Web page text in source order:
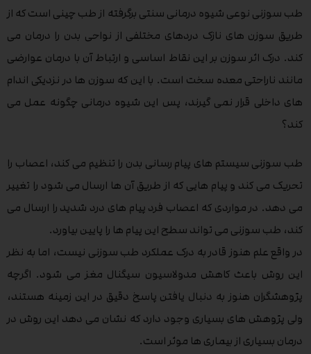
طب سوزنی نوعی شیوه درمانی سنتی برگرفته از طب چینی است که از
طریق سوزن های نازک دردهای مختلفی از نواحی بدن را درمان می
کند. درک اثر سوزن بر این نقاط اساسی و ارتباط آن با درمان عوارضی
مانند ناراحتی معده سخت است. با این که سوزن ها در نزدیکی اندام
های داخلی قرار نمی گیرند، پس این شیوه درمانی چگونه عمل می
کند؟
طب سوزنی سیستم های پیام رسانی بدن را تنظیم می کند، اعصاب را
تحریک می کند و پیام هایی که از طریق آن ها ارسال می شود را تغییر
می دهد. در مواردی که اعصاب فرد پیام های درد شدید را ارسال می
کند، طب سوزنی می تواند سطح این پیام ها را پایین بیاورد.
در واقع علم هنوز قادر به درک عملکرد طب سوزنی نیست، اما به نظر
این روش باعث کاهش مدولاسیون سیگنال مغز می شود. اگرچه
پژوهشگران هنوز به دنبال یافتن پاسخ دقیق در این زمینه هستند،
ولی پژوهش های بسیاری وجود دارد که نشان می دهد این روش در
درمان بسیاری از بیماری ها موثر است.